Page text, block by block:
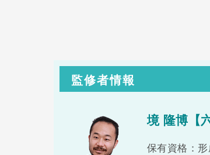
監修者情報
境 隆博【
保有資格：